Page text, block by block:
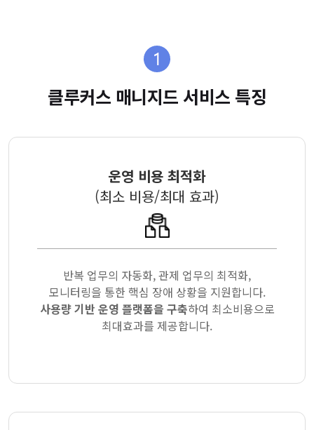
클루커스 매니지드 서비스 특징
운영 비용 최적화
(최소 비용/최대 효과)
반복 업무의 자동화, 관제 업무의 최적화,
모니터링을 통한 핵심 장애 상황을 지원합니다.
사용량 기반 운영 플랫폼을 구축하여 최소비용으로
최대효과를 제공합니다.